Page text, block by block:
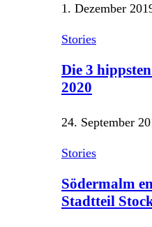
1. Dezember
Stories
Die 3
2020
24. September
Stories
Södermalm
Stadtteil